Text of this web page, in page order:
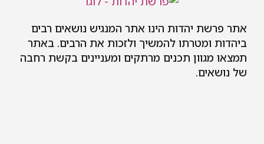
אתר פרשת יהדות הינו אתר המנגיש נושאים רבים
ביהדות ומטרתו להמשיך ולזכות את הרבים. באתר
תמצאו מגוון תכנים מרתקים ומעניינים בקשת רחבה
של נושאים.